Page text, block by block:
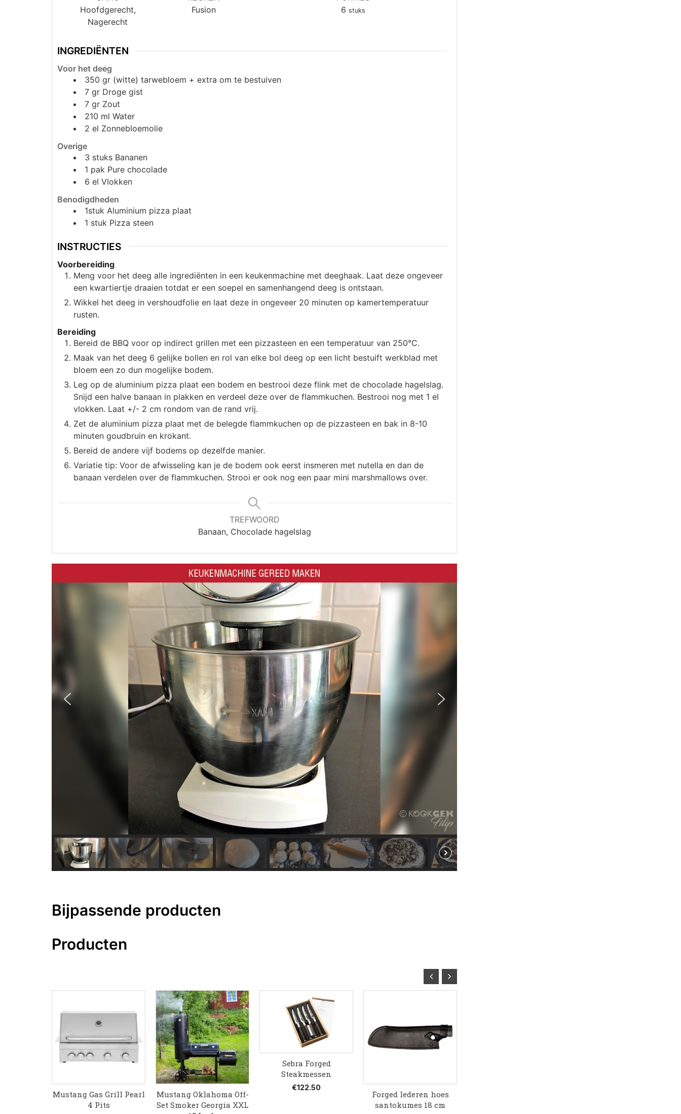
Hoofdgerecht,
Nagerecht
Fusion
6 stuks
INGREDIËNTEN
Voor het deeg
350 gr (witte) tarwebloem + extra om te bestuiven
7 gr Droge gist
7 gr Zout
210 ml Water
2 el Zonnebloemolie
Overige
3 stuks Bananen
1 pak Pure chocolade
6 el Vlokken
Benodigdheden
1stuk Aluminium pizza plaat
1 stuk Pizza steen
INSTRUCTIES
Voorbereiding
Meng voor het deeg alle ingrediënten in een keukenmachine met deeghaak. Laat deze ongeveer
een kwartiertje draaien totdat er een soepel en samenhangend deeg is ontstaan.
Wikkel het deeg in vershoudfolie en laat deze in ongeveer 20 minuten op kamertemperatuur
rusten.
Bereiding
Bereid de BBQ voor op indirect grillen met een pizzasteen en een temperatuur van 250°C.
Maak van het deeg 6 gelijke bollen en rol van elke bol deeg op een licht bestuift werkblad met
bloem een zo dun mogelijke bodem.
Leg op de aluminium pizza plaat een bodem en bestrooi deze flink met de chocolade hagelslag.
Snijd een halve banaan in plakken en verdeel deze over de flammkuchen. Bestrooi nog met 1 el
vlokken. Laat +/- 2 cm rondom van de rand vrij.
Zet de aluminium pizza plaat met de belegde flammkuchen op de pizzasteen en bak in 8-10
minuten goudbruin en krokant.
Bereid de andere vijf bodems op dezelfde manier.
Variatie tip: Voor de afwisseling kan je de bodem ook eerst insmeren met nutella en dan de
banaan verdelen over de flammkuchen. Strooi er ook nog een paar mini marshmallows over.
TREFWOORD
Banaan, Chocolade hagelslag
Bijpassende producten
Producten
Forged lederen hoes
santokumes 18 cm
Sebra Forged
Steakmessen
€122.50
Mustang Oklahoma Off-
Set Smoker Georgia XXL
Mustang Gas Grill Pearl
4 Pits